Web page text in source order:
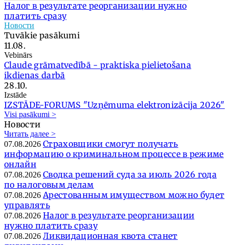
Налог в результате реорганизации нужно
платить сразу
Новости
Tuvākie pasākumi
11.08.
Vebinārs
Claude grāmatvedībā - praktiska pielietošana
ikdienas darbā
28.10.
Izstāde
IZSTĀDE-FORUMS "Uzņēmuma elektronizācija 2026"
Visi pasākumi >
Новости
Читать далее >
07.08.2026 Страховщики смогут получать
информацию о криминальном процессе в режиме
онлайн
07.08.2026 Сводка решений суда за июль 2026 года
по налоговым делам
07.08.2026 Арестованным имуществом можно будет
управлять
07.08.2026 Налог в результате реорганизации
нужно платить сразу
07.08.2026 Ликвидационная квота станет